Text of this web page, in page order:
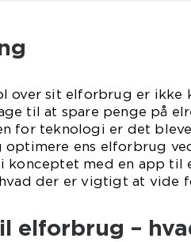
over sit elforbrug er
til at spare penge på
for teknologi er det
optimere ens elforbrug
konceptet med en app
der er vigtigt at vide
elforbrug –